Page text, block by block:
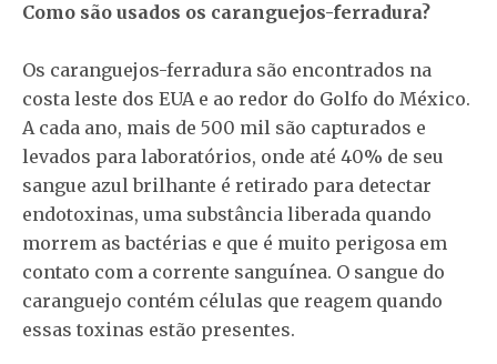
Como são usados os caranguejos-ferradura?
Os caranguejos-ferradura são encontrados na
costa leste dos EUA e ao redor do Golfo do México.
A cada ano, mais de 500 mil são capturados e
levados para laboratórios, onde até 40% de seu
sangue azul brilhante é retirado para detectar
endotoxinas, uma substância liberada quando
morrem as bactérias e que é muito perigosa em
contato com a corrente sanguínea. O sangue do
caranguejo contém células que reagem quando
essas toxinas estão presentes.